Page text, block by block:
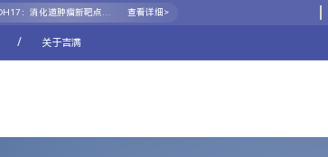
Kit ) “王者归来”
查看详细>
/ 关于吉满